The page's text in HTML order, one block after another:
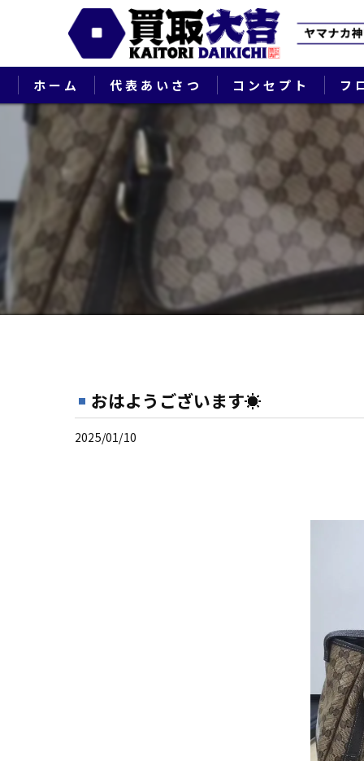
ホーム 代表あいさつ コンセプト フ
おはようございます☀
2025/01/10